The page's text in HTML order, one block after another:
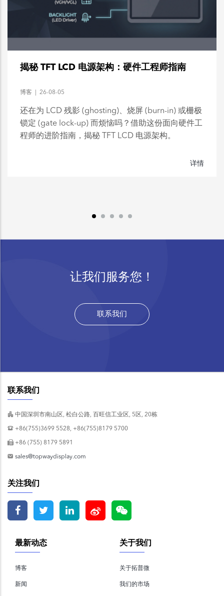
揭秘 TFT LCD 电源架构：硬件工程师指南
博客 | 26-08-05
还在为 LCD 残影 (ghosting)、烧屏 (burn-in) 或栅极
锁定 (gate lock-up) 而烦恼吗？借助这份面向硬件工
程师的进阶指南，揭秘 TFT LCD 电源架构。
详情
让我们服务您！
联系我们
联系我们
中国深圳市南山区, 松白公路, 百旺信工业区, 5区, 20栋
+86(755)3699 5528, +86(755)8179 5700
+86 (755) 8179 5891
sales@topwaydisplay.com
关注我们
关于我们
关于拓普微
我们的市场
最新动态
博客
新闻